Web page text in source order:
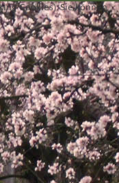
Cookies). Sie können